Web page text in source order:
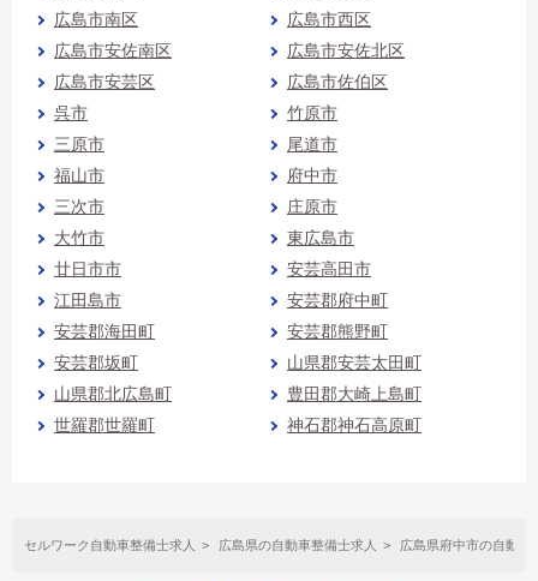
広島市南区
広島市西区
広島市安佐南区
広島市安佐北区
広島市安芸区
広島市佐伯区
呉市
竹原市
三原市
尾道市
福山市
府中市
三次市
庄原市
大竹市
東広島市
廿日市市
安芸高田市
江田島市
安芸郡府中町
安芸郡海田町
安芸郡熊野町
安芸郡坂町
山県郡安芸太田町
山県郡北広島町
豊田郡大崎上島町
世羅郡世羅町
神石郡神石高原町
セルワーク自動車整備士求人 広島県の自動車整備士求人 広島県府中市の自動車